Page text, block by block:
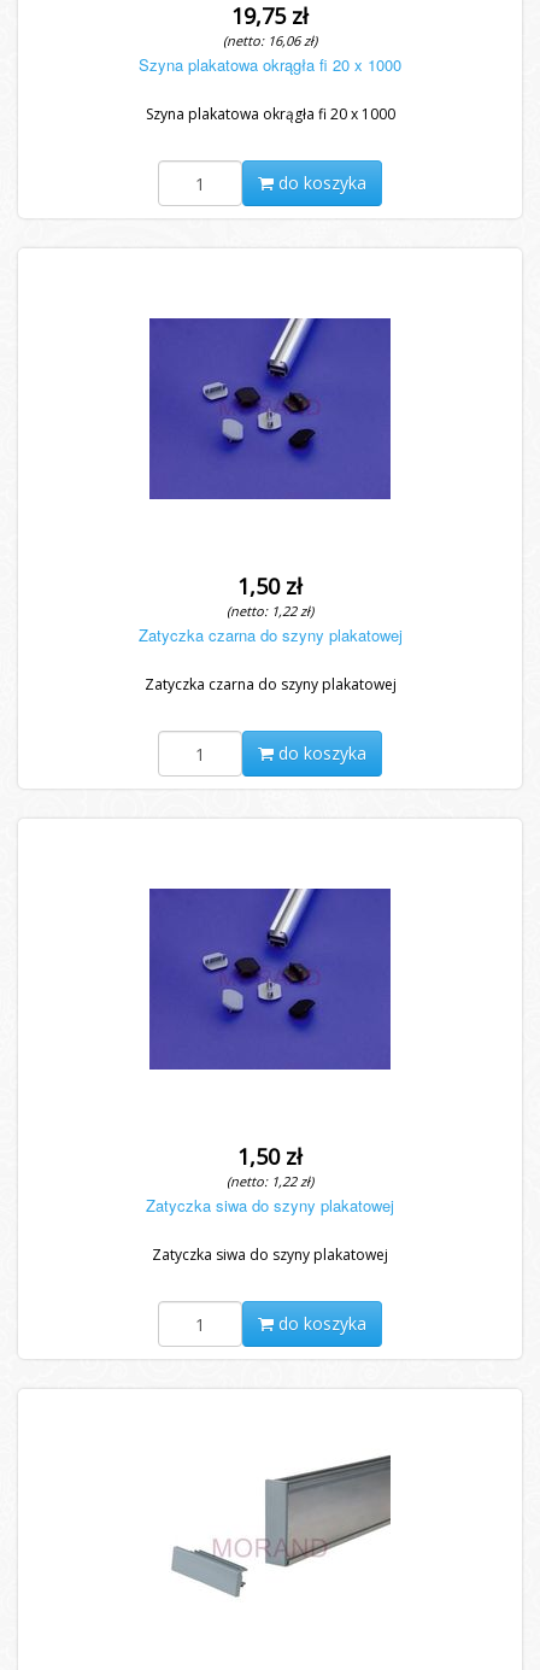
19,75 zł
(netto: 16,06 zł)
Szyna plakatowa okrągła fi 20 x 1000
Szyna plakatowa okrągła fi 20 x 1000
do koszyka
1,50 zł
(netto: 1,22 zł)
Zatyczka czarna do szyny plakatowej
Zatyczka czarna do szyny plakatowej
do koszyka
1,50 zł
(netto: 1,22 zł)
Zatyczka siwa do szyny plakatowej
Zatyczka siwa do szyny plakatowej
do koszyka